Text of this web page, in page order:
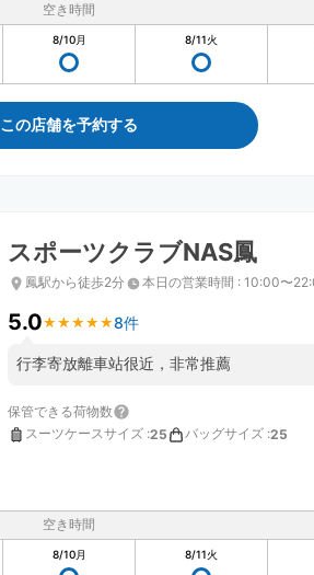
空き時間
8/10月 8/11火
この店舗を予約する
スポーツクラブNAS鳳
鳳駅から徒歩2分 本日の営業時間 : 10:00〜
5.0★ ★ ★ ★ ★
★ ★ ★ ★ ★8件
行李寄放離車站很近，非常推薦
保管できる荷物数
スーツケースサイズ :25 バッグサイズ :25
空き時間
8/10月 8/11火